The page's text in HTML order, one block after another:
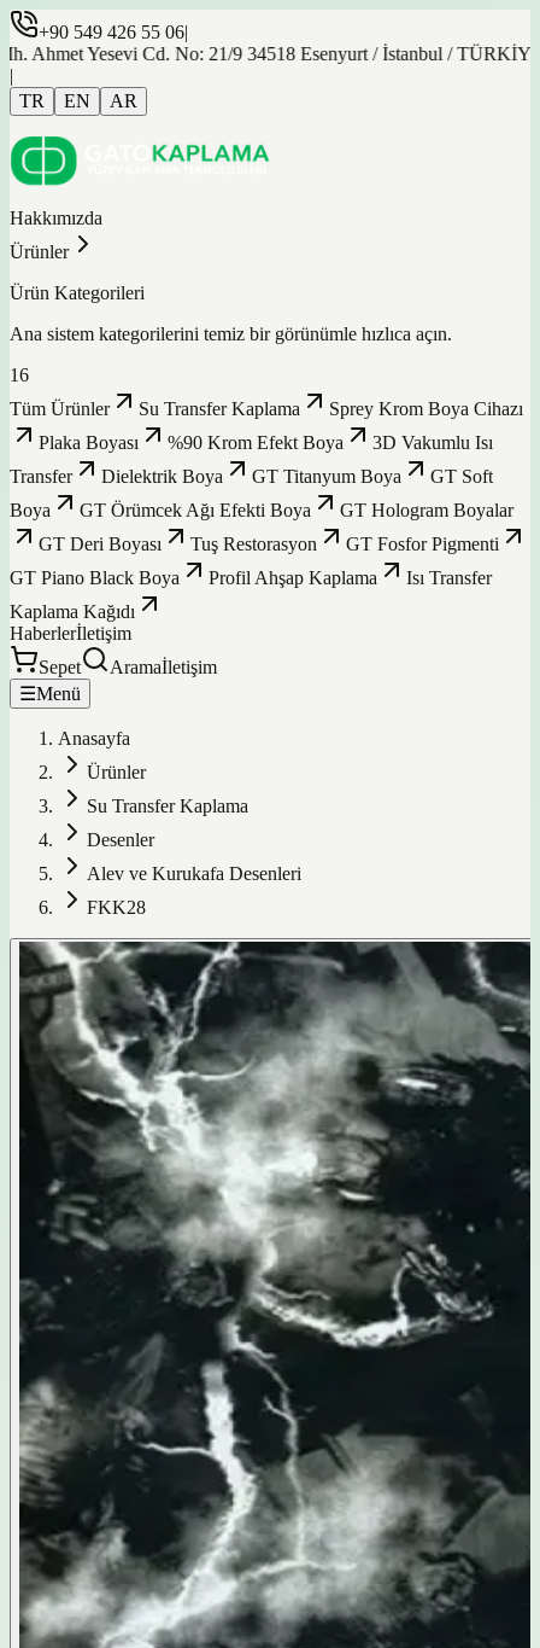
+90 549 426 55 06|
Yesevi Cd. No: 21/9 34518 Esenyurt / İstanbul / TÜRKİYE
|
TR
EN AR
Hakkımızda
Ürünler
Ürün Kategorileri
Ana sistem kategorilerini temiz bir görünümle hızlıca açın.
16
Tüm Ürünler
Su Transfer Kaplama
Sprey Krom Boya Cihazı
Plaka Boyası
%90 Krom Efekt Boya
3D Vakumlu Isı
Transfer
Dielektrik Boya GT Titanyum Boya
GT Soft
Boya
GT Örümcek Ağı Efekti Boya
GT Hologram Boyalar
GT Deri Boyası
Tuş Restorasyon
GT Fosfor Pigmenti
GT Piano Black Boya
Profil Ahşap Kaplama
Isı Transfer
Kaplama Kağıdı
Haberlerİletişim
Sepet
Aramaİletişim
☰Menü
Anasayfa
Ürünler
Su Transfer Kaplama
Desenler
Alev ve Kurukafa Desenleri
FKK28